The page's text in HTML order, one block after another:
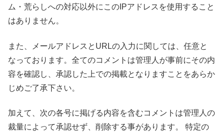
ム・荒らしへの対応以外にこのIPアドレスを使用すること
はありません。
また、メールアドレスとURLの入力に関しては、任意と
なっております。全てのコメントは管理人が事前にその内
容を確認し、承認した上での掲載となりますことをあらか
じめご了承下さい。
加えて、次の各号に掲げる内容を含むコメントは管理人の
裁量によって承認せず、削除する事があります。 特定の